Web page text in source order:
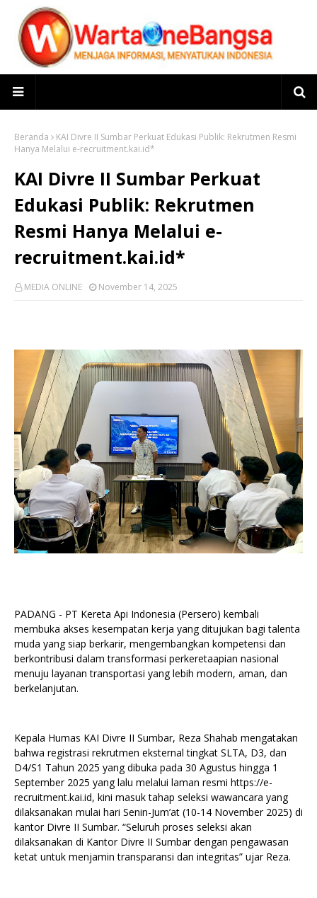
Beranda
KAI Divre II Sumbar Perkuat Edukasi Publik: Rekrutmen Resmi
Hanya Melalui e-recruitment.kai.id*
KAI Divre II Sumbar Perkuat
Edukasi Publik: Rekrutmen
Resmi Hanya Melalui e-
recruitment.kai.id*
MEDIA ONLINE November 14, 2025
PADANG - PT Kereta Api Indonesia (Persero) kembali
membuka akses kesempatan kerja yang ditujukan bagi talenta
muda yang siap berkarir, mengembangkan kompetensi dan
berkontribusi dalam transformasi perkeretaapian nasional
menuju layanan transportasi yang lebih modern, aman, dan
berkelanjutan.
Kepala Humas KAI Divre II Sumbar, Reza Shahab mengatakan
bahwa registrasi rekrutmen eksternal tingkat SLTA, D3, dan
D4/S1 Tahun 2025 yang dibuka pada 30 Agustus hingga 1
September 2025 yang lalu melalui laman resmi https://e-
recruitment.kai.id, kini masuk tahap seleksi wawancara yang
dilaksanakan mulai hari Senin-Jum’at (10-14 November 2025) di
kantor Divre II Sumbar. “Seluruh proses seleksi akan
dilaksanakan di Kantor Divre II Sumbar dengan pengawasan
ketat untuk menjamin transparansi dan integritas” ujar Reza.